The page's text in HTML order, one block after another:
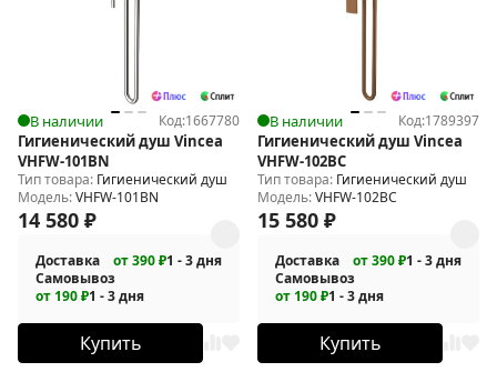
В наличии Код:1667780
Гигиенический душ Vincea
VHFW-101BN
Тип товара: Гигиенический душ
Модель:VHFW-101BN
14 580 ₽
Доставка от 390 ₽1 - 3 дня
Самовывоз
от 190 ₽1 - 3 дня
Купить
В наличии Код:1789397
Гигиенический душ Vincea
VHFW-102BC
Тип товара: Гигиенический душ
Модель:VHFW-102BC
15 580 ₽
Доставка от 390 ₽1 - 3 дня
Самовывоз
от 190 ₽1 - 3 дня
Купить